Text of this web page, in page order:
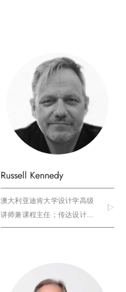
Russell Kennedy
澳大利亚迪肯大学设计学高级
讲师兼课程主任；传达设计、
电影制作专家